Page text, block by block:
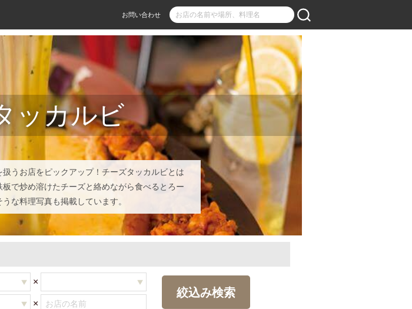
お問い合わせ
ッカルビ
うお店をピックアップ！チーズタッカルビとは
で炒め溶けたチーズと絡めながら食べるとろー
な料理写真も掲載しています。
×
×
絞込み検索